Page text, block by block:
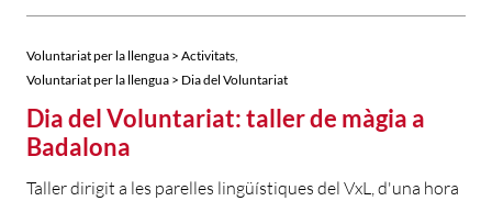
Voluntariat per la llengua > Activitats
Voluntariat per la llengua > Dia del Voluntariat
Dia del Voluntariat: taller de màgia a
Badalona
Taller dirigit a les parelles lingüístiques del VxL, d'una hora